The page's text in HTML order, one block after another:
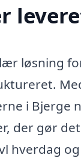
løsning
i Bjerge
der gør
hverdag